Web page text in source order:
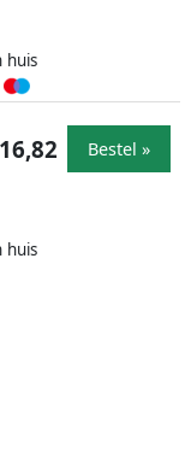
huis
huis
16,82 Bestel »